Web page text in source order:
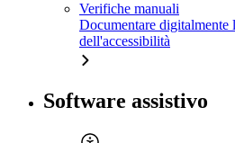
Verifiche manuali
Documentare digitalmente
dell'accessibilità
Software assistivo